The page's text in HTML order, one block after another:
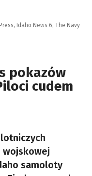
pokazów
cudem
wojskowej
samoloty
Idaho News 6, The Navy